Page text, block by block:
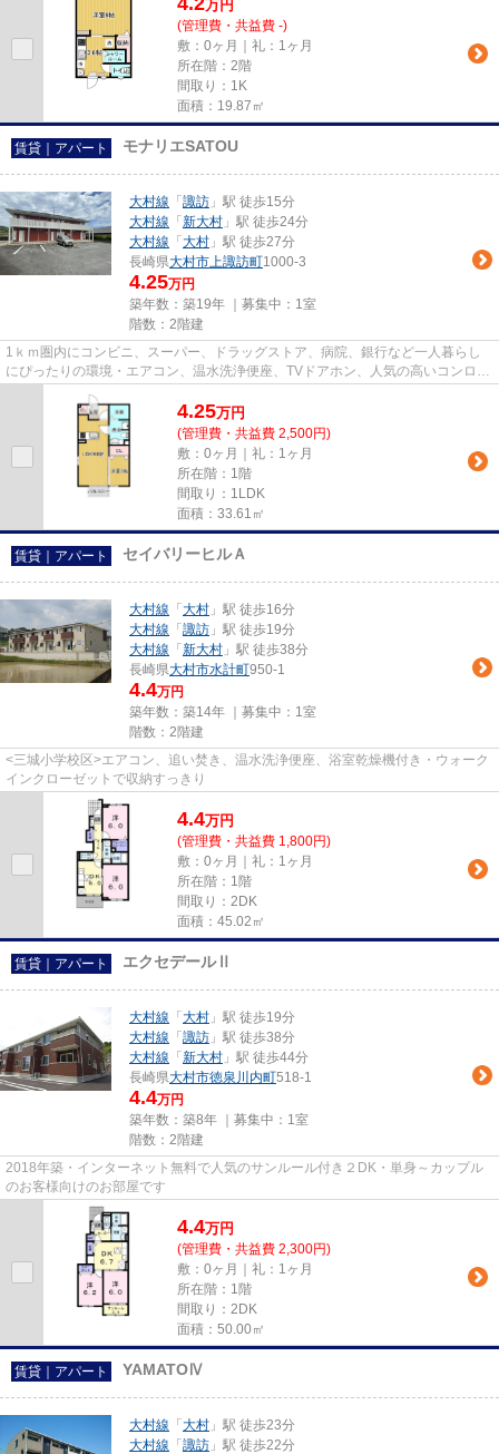
万円
(管理費・共益費 -)
敷：0ヶ月｜礼：1ヶ月
所在階：2階
間取り：1K
面積：19.87㎡
賃貸｜アパート モナリエSATOU
大村線 「 諏訪 」駅 徒歩15分
大村線 「 新大村 」駅 徒歩24分
大村線 「 大村 」駅 徒歩27分
長崎県大村市上諏訪町1000-3
4.25万円
築年数：築19年 ｜募集中： 1室
階数：2階建
1ｋｍ圏内にコンビニ、スーパー、ドラッグストア、病院、銀行など一人暮らし
にぴったりの環境・エアコン、温水洗浄便座、TVドアホン、人気の高いコンロ付
4.25万円
(管理費・共益費 2,500円)
敷：0ヶ月｜礼：1ヶ月
所在階：1階
間取り：1LDK
面積：33.61㎡
賃貸｜アパート セイバリーヒルＡ
大村線 「 大村 」駅 徒歩16分
大村線 「 諏訪 」駅 徒歩19分
大村線 「 新大村 」駅 徒歩38分
長崎県大村市水計町950-1
4.4万円
築年数：築14年 ｜募集中： 1室
階数：2階建
<三城小学校区>エアコン、追い焚き、温水洗浄便座、浴室乾燥機付き・ウォーク
インクローゼットで収納すっきり
4.4万円
(管理費・共益費 1,800円)
敷：0ヶ月｜礼：1ヶ月
所在階：1階
間取り：2DK
面積：45.02㎡
賃貸｜アパート エクセデールⅡ
大村線 「 大村 」駅 徒歩19分
大村線 「 諏訪 」駅 徒歩38分
大村線 「 新大村 」駅 徒歩44分
長崎県大村市徳泉川内町518-1
4.4万円
築年数：築8年 ｜募集中： 1室
階数：2階建
2018年築・インターネット無料で人気のサンルール付き２DK・単身～カップル
のお客様向けのお部屋です
4.4万円
(管理費・共益費 2,300円)
敷：0ヶ月｜礼：1ヶ月
所在階：1階
間取り：2DK
面積：50.00㎡
賃貸｜アパート YAMATOⅣ
大村線 「 大村 」駅 徒歩23分
大村線 「 諏訪 」駅 徒歩22分